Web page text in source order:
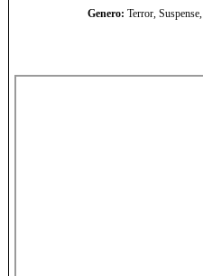
Genero: Terror, Suspense,